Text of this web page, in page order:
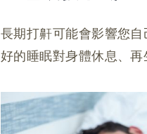
長期打鼾可能會影響您
好的睡眠對身體休息、再